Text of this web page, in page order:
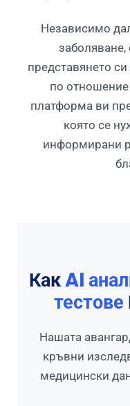
Независимо
представянето
по отношение
платформа ви
която се
информирани
КакAI
тестове
Нашата
кръвни
медицински